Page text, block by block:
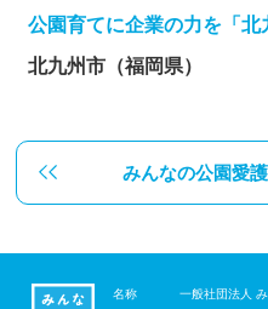
公園育てに企業の力を「北
北九州市（福岡県）
みんなの公園愛
名称 一般社団法人